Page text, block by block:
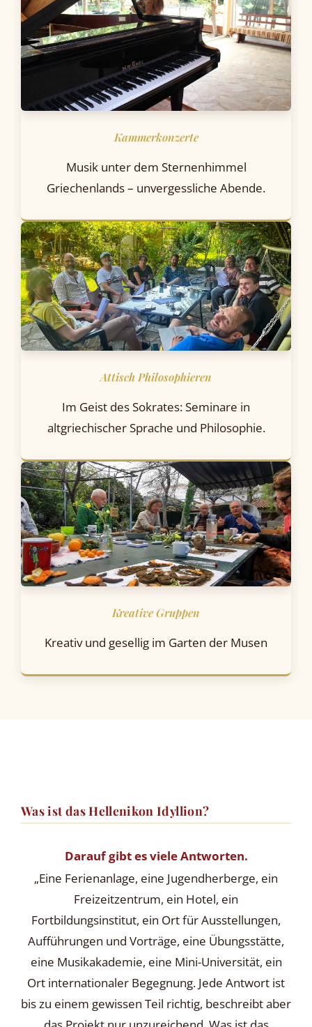
Kammerkonzerte
Musik unter dem Sternenhimmel
Griechenlands – unvergessliche Abende.
Attisch Philosophieren
Im Geist des Sokrates: Seminare in
altgriechischer Sprache und Philosophie.
Kreative Gruppen
Kreativ und gesellig im Garten der Musen
Was ist das Hellenikon Idyllion?
Darauf gibt es viele Antworten.
„Eine Ferienanlage, eine Jugendherberge, ein
Freizeitzentrum, ein Hotel, ein
Fortbildungsinstitut, ein Ort für Ausstellungen,
Aufführungen und Vorträge, eine Übungsstätte,
eine Musikakademie, eine Mini-Universität, ein
Ort internationaler Begegnung. Jede Antwort ist
bis zu einem gewissen Teil richtig, beschreibt aber